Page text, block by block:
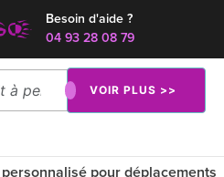
Besoin d'aide ?
04 93 28 08 79
VOIR PLUS >>
pour déplacements